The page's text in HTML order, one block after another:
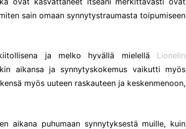
sain omaan synnytystraumasta toipumiseen
ja melko hyvällä mielellä Lionelin
aikansa ja synnytyskokemus vaikutti myös
myös uuteen raskauteen ja keskenmenoon,
aikana puhumaan synnytyksestä muille, kuin